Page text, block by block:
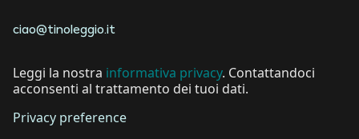
ciao@tinoleggio.it
Leggi la nostra informativa privacy. Contattandoci
acconsenti al trattamento dei tuoi dati.
Privacy preference